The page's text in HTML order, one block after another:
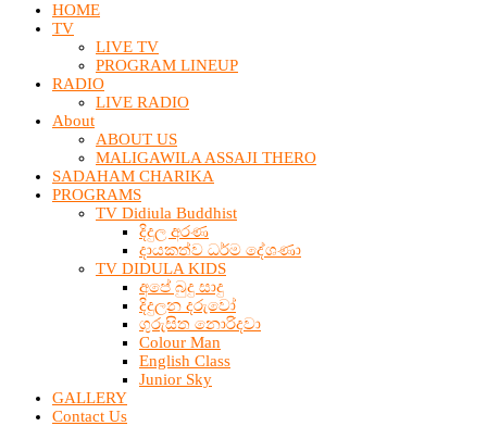
HOME
TV
LIVE TV
PROGRAM LINEUP
RADIO
LIVE RADIO
About
ABOUT US
MALIGAWILA ASSAJI THERO
SADAHAM CHARIKA
PROGRAMS
TV Didiula Buddhist
දිදුල අරණ
දායකත්ව ධර්ම දේශණා
TV DIDULA KIDS
අපේ බුදු සාදු
දිදුලන දරුවෝ
ගුරුසිත නොරිදවා
Colour Man
English Class
Junior Sky
GALLERY
Contact Us